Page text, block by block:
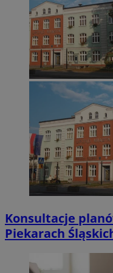
Konsultacje
Piekarach